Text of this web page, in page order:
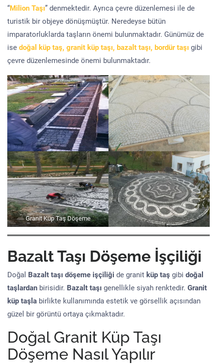
“Milion Taşı” denmektedir. Ayrıca çevre düzenlemesi ile de
turistik bir objeye dönüşmüştür. Neredeyse bütün
imparatorluklarda taşların önemi bulunmaktadır. Günümüz de
ise doğal küp taş, granit küp taşı, bazalt taşı, bordür taşı gibi
çevre düzenlemesinde önemi bulunmaktadır.
Granit Küp Taş Döşeme
Bazalt Taşı Döşeme İşçiliği
Doğal Bazalt taşı döşeme işçiliği de granit küp taş gibi doğal
taşlardan birisidir. Bazalt taşı genellikle siyah renktedir. Granit
küp taşla birlikte kullanımında estetik ve görsellik açısından
güzel bir görüntü ortaya çıkmaktadır.
Doğal Granit Küp Taşı
Döşeme Nasıl Yapılır